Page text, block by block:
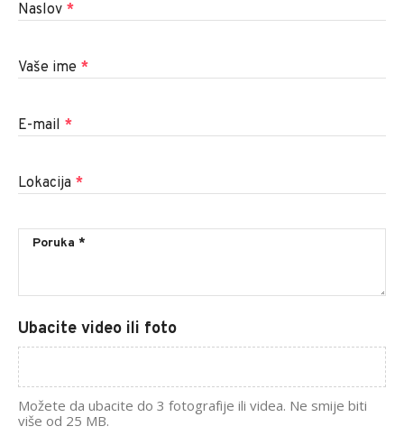
Naslov *
Vaše ime *
E-mail *
Lokacija *
Ubacite video ili foto
Možete da ubacite do 3 fotografije ili videa. Ne smije biti
više od 25 MB.